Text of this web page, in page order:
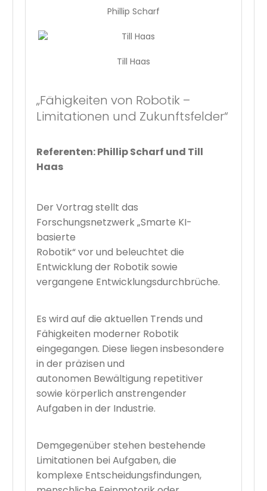
Phillip Scharf
Till Haas
„Fähigkeiten von Robotik –
Limitationen und Zukunftsfelder“
Referenten: Phillip Scharf und Till
Haas
Der Vortrag stellt das
Forschungsnetzwerk „Smarte KI-
basierte
Robotik“ vor und beleuchtet die
Entwicklung der Robotik sowie
vergangene Entwicklungsdurchbrüche.
Es wird auf die aktuellen Trends und
Fähigkeiten moderner Robotik
eingegangen. Diese liegen insbesondere
in der präzisen und
autonomen Bewältigung repetitiver
sowie körperlich anstrengender
Aufgaben in der Industrie.
Demgegenüber stehen bestehende
Limitationen bei Aufgaben, die
komplexe Entscheidungsfindungen,